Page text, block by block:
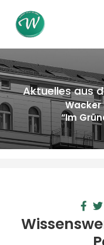
Aktuelles aus
Wacker
“Im